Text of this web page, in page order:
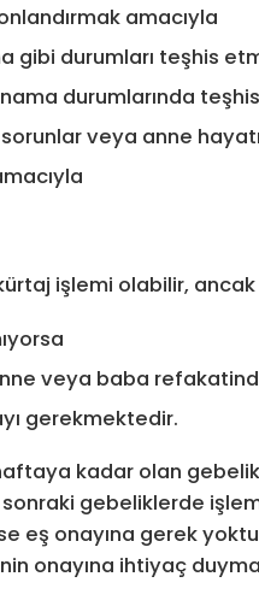
amacıyla
gibi durumları teşhis
durumlarında
sorunlar veya anne
kürtaj işlemi olabilir,
veya baba
gerekmektedir.
kadar olan
gebeliklerde
eş onayına gerek
onayına ihtiyaç